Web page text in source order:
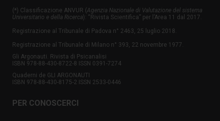
(*) Classificazione ANVUR (Agenzia Nazionale di Valutazione del sistema
Universitario e della Ricerca ): “Rivista Scientifica” per l’Area 11 dal 2017.
Registrazione al Tribunale di Padova n° 2463, 25 luglio 2018.
Registrazione al Tribunale di Milano n° 393, 22 novembre 1977.
Gli Argonauti. Rivista di Psicanalisi
ISBN 978-88-430-8722-8 ISSN 0391-7274
Quaderni de GLI ARGONAUTI
ISBN 978-88-430-8175-2 ISSN 2533-0446
PER CONOSCERCI